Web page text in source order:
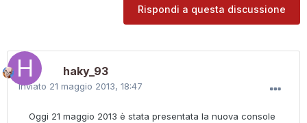
Rispondi a questa discussione
haky_93
Inviato 21 maggio 2013, 18:47
Oggi 21 maggio 2013 è stata presentata la nuova console